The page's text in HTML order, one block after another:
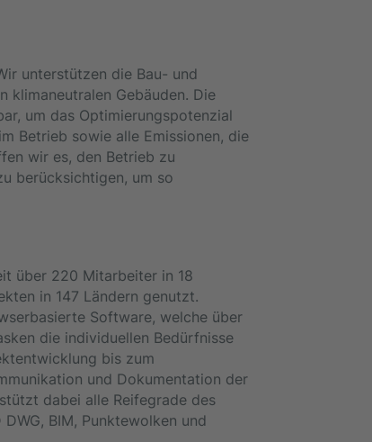
unterstützen die Bau- und
klimaneutralen Gebäuden. Die
um das Optimierungspotenzial
Betrieb sowie alle Emissionen, die
wir es, den Betrieb zu
berücksichtigen, um so
über 220 Mitarbeiter in 18
in 147 Ländern genutzt.
Software, welche über
die individuellen Bedürfnisse
bis zum
und Dokumentation der
dabei alle Reifegrade des
BIM, Punktewolken und